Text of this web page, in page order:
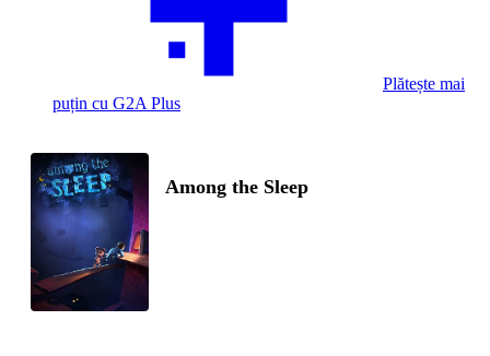
Plătește mai
puțin cu G2A Plus
Among the Sleep